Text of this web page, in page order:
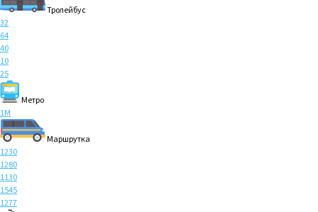
Тролейбус
32
64
40
10
25
Метро
1M
Маршрутка
1230
1280
1130
1545
1277